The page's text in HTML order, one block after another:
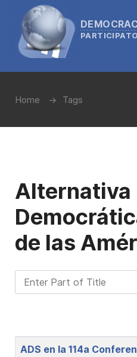
Home Tags
Alternativa
de las
Enter Part of Title
Title
ADS en la 114a